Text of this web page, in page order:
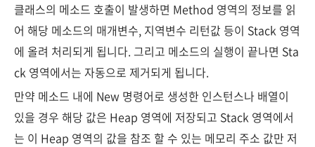
클래스의 메소드 호출이 발생하면 Method 영역의 정보를 읽
어 해당 메소드의 매개변수, 지역변수 리턴값 등이 Stack 영역
에 올려 처리되게 됩니다. 그리고 메소드의 실행이 끝나면 Sta
ck 영역에서는 자동으로 제거되게 됩니다.
만약 메소드 내에 New 명령어로 생성한 인스턴스나 배열이
있을 경우 해당 값은 Heap 영역에 저장되고 Stack 영역에서
는 이 Heap 영역의 값을 참조 할 수 있는 메모리 주소 값만 저